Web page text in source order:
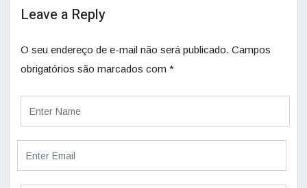
Leave a Reply
O seu endereço de e-mail não será publicado. Campos
obrigatórios são marcados com *